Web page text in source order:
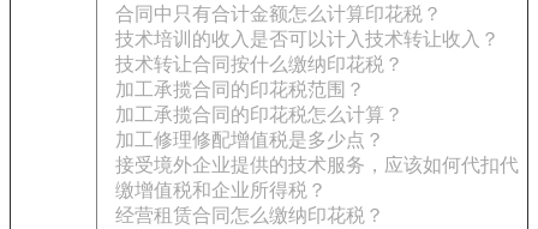
合同中只有合计金额怎么计算印花税？
技术培训的收入是否可以计入技术转让收入？
技术转让合同按什么缴纳印花税？
加工承揽合同的印花税范围？
加工承揽合同的印花税怎么计算？
加工修理修配增值税是多少点？
接受境外企业提供的技术服务，应该如何代扣代
缴增值税和企业所得税？
经营租赁合同怎么缴纳印花税？